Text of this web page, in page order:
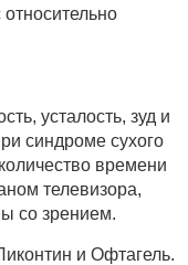
усталость, зуд и
синдроме сухого
времени
телевизора,
со зрением.
и Офтагель.